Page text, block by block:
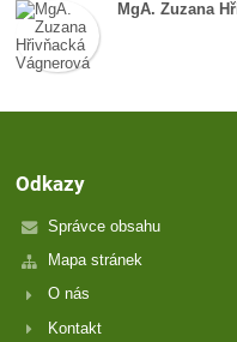
MgA. Zuzana
Odkazy
Správce obsahu
Mapa stránek
O nás
Kontakt